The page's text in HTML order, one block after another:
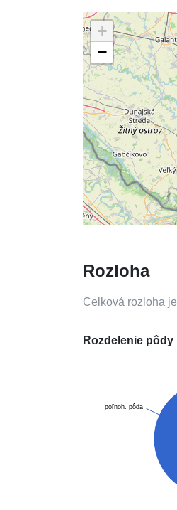
+
−
Rozloha
Celková rozloha je
Rozdelenie pôdy
poľnoh. pôda